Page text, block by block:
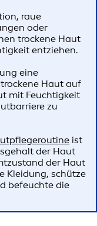
raue
oder
trockene Haut
entziehen.
eine
Haut auf
mit Feuchtigkeit
zu
ist
der Haut
der Haut
Kleidung, schütze
befeuchte die